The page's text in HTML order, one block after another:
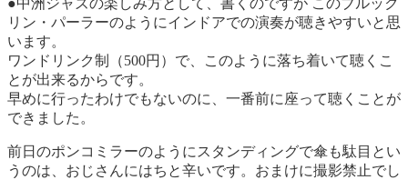
●中洲ジャズの楽しみ方として、書くのですが このブルック
リン・パーラーのようにインドアでの演奏が聴きやすいと思
います。
ワンドリンク制（500円）で、このように落ち着いて聴くこ
とが出来るからです。
早めに行ったわけでもないのに、一番前に座って聴くことが
できました。
前日のポンコミラーのようにスタンディングで傘も駄目とい
うのは、おじさんにはちと辛いです。おまけに撮影禁止でし